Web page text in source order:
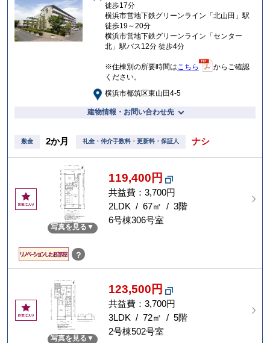
徒歩17分
横浜市営地下鉄グリーンライン「北山田」駅
徒歩19～20分
横浜市営地下鉄グリーンライン「センター
北」駅バス12分 徒歩4分
※住棟別の所要時間は こちら
からご確認
ください。
横浜市都筑区東山田4-5
建物情報・お問い合わせ先
敷金 2か月 礼金・仲介手数料・更新料・保証人 ナシ
お
気
写真を見る
119,400円
共益費：3,700円
2LDK / 67㎡ / 3階
6号棟306号室
？
お
気
写真を見る
123,500円
共益費：3,700円
3LDK / 72㎡ / 5階
2号棟502号室